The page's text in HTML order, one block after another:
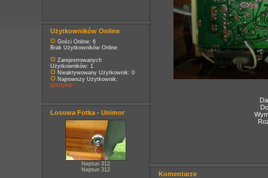
Użytkowników Online
Gości Online: 6
Brak Użytkowników Online
Zarejestrowanych
Użytkowników: 1
Nieaktywowany Użytkownik: 0
Najnowszy Użytkownik:
@stryker
Losowa Fotka - Unimor
Neptun 312
Neptun 312
Komentarze